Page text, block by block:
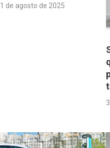
1 de agosto de 2025